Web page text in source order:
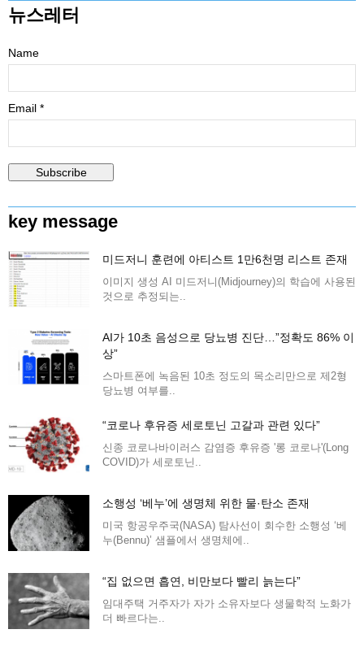
뉴스레터
Name
Email *
key message
미드저니 훈련에 아티스트 1만6천명 리스트 존재
이미지 생성 AI 미드저니(Midjourney)의 학습에 사용된
것으로 추정되는..
AI가 10초 음성으로 당뇨병 진단…”정확도 86% 이
상”
스마트폰에 녹음된 10초 정도의 목소리만으로 제2형
당뇨병 여부를..
“코로나 후유증 세로토닌 고갈과 관련 있다”
신종 코로나바이러스 감염증 후유증 '롱 코로나'(Long
COVID)가 세로토닌..
소행성 ‘베누’에 생명체 위한 물·탄소 존재
미국 항공우주국(NASA) 탐사선이 회수한 소행성 ‘베
누(Bennu)’ 샘플에서 생명체에..
“집 없으면 흡연, 비만보다 빨리 늙는다”
임대주택 거주자가 자가 소유자보다 생물학적 노화가
더 빠르다는..